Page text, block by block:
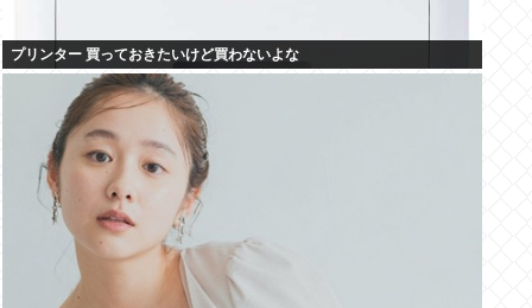
プリンター 買っておきたいけど買わないよな